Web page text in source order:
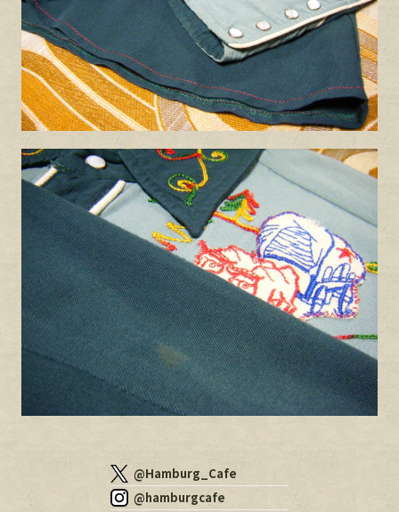
@Hamburg_Cafe
@hamburgcafe